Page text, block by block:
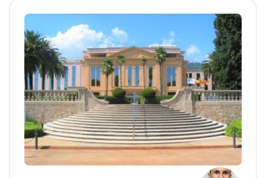
Teknon في برشلونة.<\/p>
تخرج في الطب
والجراحة من Universidad Autónoma de
Barcelona في عام 1983، وتخصص الطبيب بشكل
أكبر في التوليد وأمراض النساء في Institut
Universitari Dexeus ويحمل شهادة أوروبية في
الجراحة التنظيرية في أمراض النساء من جامعة
Clermont-Ferrand I.<\/p>